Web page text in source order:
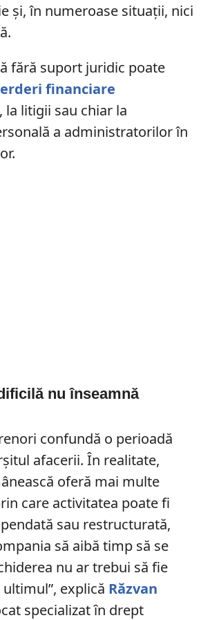
și, în numeroase situații, nici
fără suport juridic poate
financiare
la litigii sau chiar la
a administratorilor în
nu înseamnă
confundă o perioadă
afacerii. În realitate,
oferă mai multe
care activitatea poate fi
sau restructurată,
să aibă timp să se
nu ar trebui să fie
explică Răzvan
specializat ȋn drept